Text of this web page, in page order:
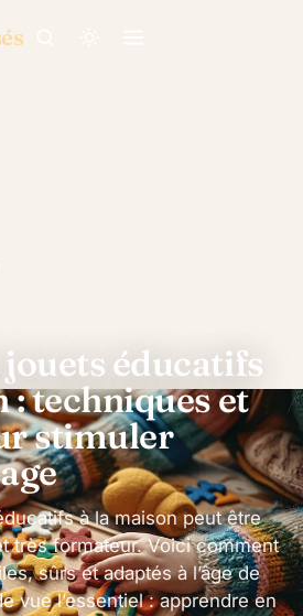
éducatifs
: techniques et
stimuler
à la maison peut être
très formateur. Voici comment
sûrs et adaptés à l’âge de
vue l’essentiel : apprendre en